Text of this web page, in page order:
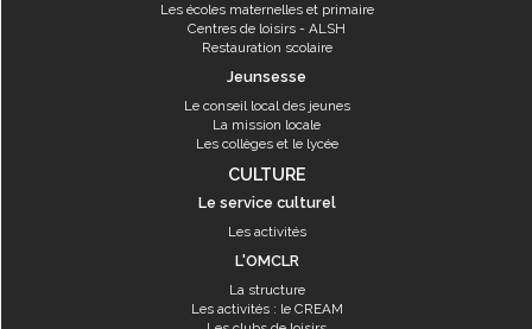
Les écoles maternelles et primaire
Centres de loisirs - ALSH
Restauration scolaire
Jeunsesse
Le conseil local des jeunes
La mission locale
Les collèges et le lycée
CULTURE
Le service culturel
Les activités
L'OMCLR
La structure
Les activités : le CREAM